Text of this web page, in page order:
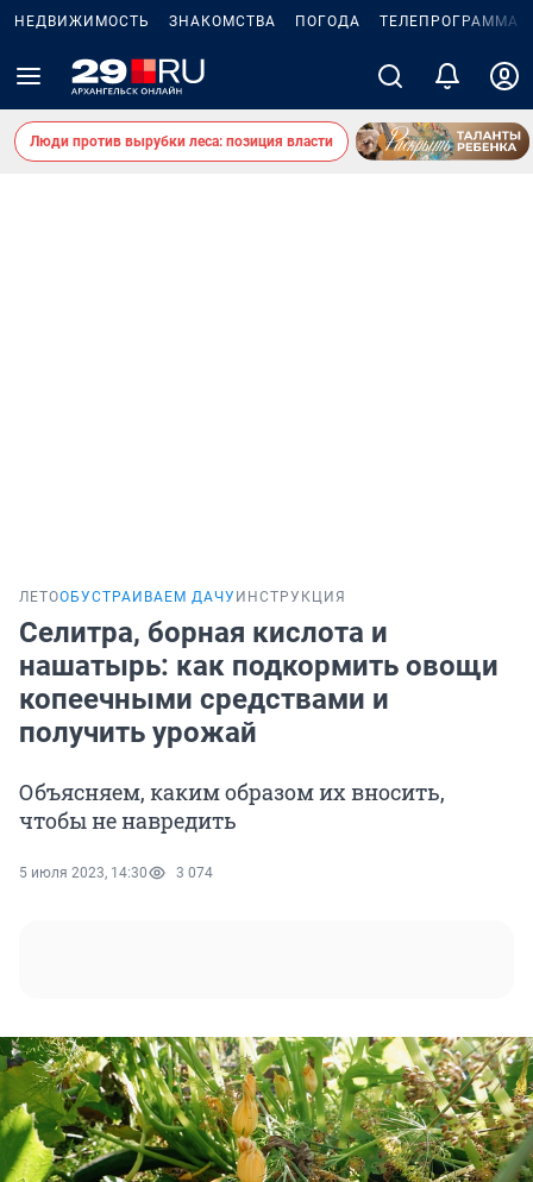
НЕДВИЖИМОСТЬ ЗНАКОМСТВА ПОГОДА ТЕЛЕПРОГРАММА
Люди против вырубки леса: позиция власти
ЛЕТООБУСТРАИВАЕМ ДАЧУ ИНСТРУКЦИЯ
Селитра, борная кислота и
нашатырь: как подкормить овощи
копеечными средствами и
получить урожай
Объясняем, каким образом их вносить,
чтобы не навредить
5 июля 2023, 14:30 3 074